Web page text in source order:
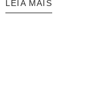
LEIA MAIS